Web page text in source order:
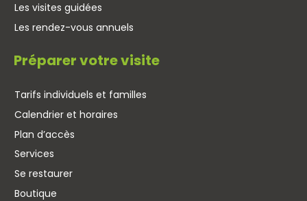
Les visites guidées
Les rendez-vous annuels
Préparer votre visite
Tarifs individuels et familles
Calendrier et horaires
Plan d’accès
Services
Se restaurer
Boutique